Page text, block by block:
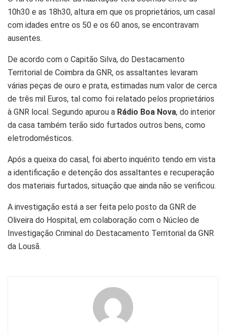
10h30 e as 18h30, altura em que os proprietários, um casal
com idades entre os 50 e os 60 anos, se encontravam
ausentes.
De acordo com o Capitão Silva, do Destacamento
Territorial de Coimbra da GNR, os assaltantes levaram
várias peças de ouro e prata, estimadas num valor de cerca
de três mil Euros, tal como foi relatado pelos proprietários
à GNR local. Segundo apurou a Rádio Boa Nova, do interior
da casa também terão sido furtados outros bens, como
eletrodomésticos.
Após a queixa do casal, foi aberto inquérito tendo em vista
a identificação e detenção dos assaltantes e recuperação
dos materiais furtados, situação que ainda não se verificou.
A investigação está a ser feita pelo posto da GNR de
Oliveira do Hospital, em colaboração com o Núcleo de
Investigação Criminal do Destacamento Territorial da GNR
da Lousã.